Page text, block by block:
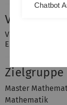
Vorlesung
Zielgruppe
Master
Mathematik
Chatbot